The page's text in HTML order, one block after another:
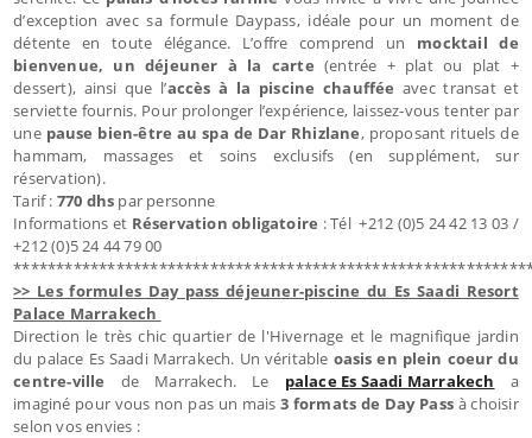
d’exception avec sa formule Daypass, idéale pour un moment de
détente en toute élégance. L’offre comprend un mocktail de
bienvenue, un déjeuner à la carte (entrée + plat ou plat +
dessert), ainsi que l’accès à la piscine chauffée avec transat et
serviette fournis. Pour prolonger l’expérience, laissez-vous tenter par
une pause bien-être au spa de Dar Rhizlane, proposant rituels de
hammam, massages et soins exclusifs (en supplément, sur
réservation).
Tarif : 770 dhs par personne
Informations et Réservation obligatoire : Tél +212 (0)5 24 42 13 03 /
+212 (0)5 24 44 79 00
>> Les formules Day pass déjeuner-piscine du Es Saadi Resort
Palace Marrakech
Direction le très chic quartier de l'Hivernage et le magnifique jardin
du palace Es Saadi Marrakech. Un véritable oasis en plein coeur du
centre-ville de Marrakech. Le palace Es Saadi Marrakech a
imaginé pour vous non pas un mais3 formats de Day Passà choisir
selon vos envies :